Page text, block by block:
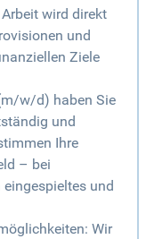
wird direkt
und
Ziele
w/d) haben Sie
und
Ihre
– bei
und
Wir